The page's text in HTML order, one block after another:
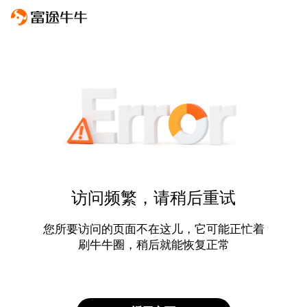
访问频繁，请稍后重试
您所要访问的页面不在这儿，它可能正忙着
刷牛牛圈，稍后就能恢复正常